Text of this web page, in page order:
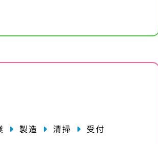
製造 清掃
受付